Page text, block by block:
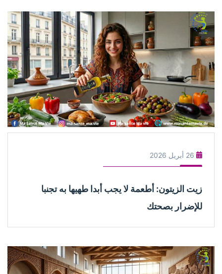
26 أبريل 2026
زيت الزيتون: أطعمة لا يجب أبدا طهيها به تجنبا
للإضرار بصحتك